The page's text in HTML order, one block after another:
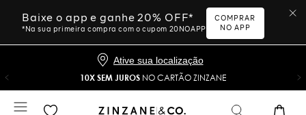
Baixe o app e ganhe 20% OFF*
*Na sua primeira compra com o cupom 20NOAPP
COMPRAR
NO APP
Ative sua localização
10X SEM JUROS NO CARTÃO ZINZANE